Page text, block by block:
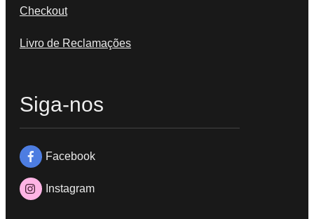
Checkout
Livro de Reclamações
Siga-nos
Facebook
Instagram